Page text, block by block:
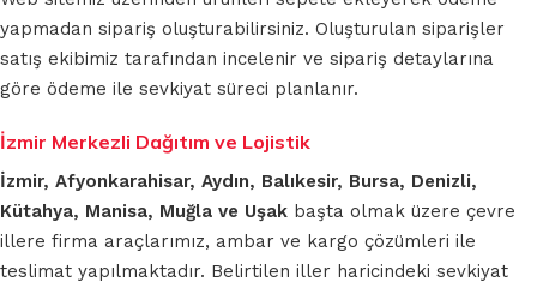
yapmadan sipariş oluşturabilirsiniz. Oluşturulan siparişler
satış ekibimiz tarafından incelenir ve sipariş detaylarına
göre ödeme ile sevkiyat süreci planlanır.
İzmir Merkezli Dağıtım ve Lojistik
İzmir, Afyonkarahisar, Aydın, Balıkesir, Bursa, Denizli,
Kütahya, Manisa, Muğla ve Uşak başta olmak üzere çevre
illere firma araçlarımız, ambar ve kargo çözümleri ile
teslimat yapılmaktadır. Belirtilen iller haricindeki sevkiyat